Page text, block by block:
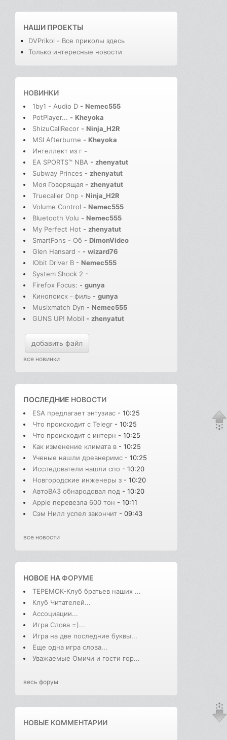
НАШИ ПРОЕКТЫ
DVPrikol - Все приколы здесь
Только интересные новости
НОВИНКИ
1by1 - Audio D - Nemec555
PotPlayer... - Kheyoka
ShizuCallRecor - Ninja_H2R
MSI Afterburne - Kheyoka
Интеллект из г -
EA SPORTS™ NBA - zhenyatut
Subway Princes - zhenyatut
Моя Говорящая - zhenyatut
Truecaller Опр - Ninja_H2R
Volume Control - Nemec555
Bluetooth Volu - Nemec555
My Perfect Hot - zhenyatut
SmartFons - Об - DimonVideo
Glen Hansard - - wizard76
IObit Driver B - Nemec555
System Shock 2 -
Firefox Focus: - gunya
Кинопоиск－филь - gunya
Musixmatch Dyn - Nemec555
GUNS UP! Mobil - zhenyatut
добавить файл
все новинки
ПОСЛЕДНИЕ НОВОСТИ
ESA предлагает энтузиас - 10:25
Что происходит с Telegr - 10:25
Что происходит с интерн - 10:25
Как изменение климата в - 10:25
Ученые нашли древнеримс - 10:25
Исследователи нашли спо - 10:20
Новгородские инженеры з - 10:20
АвтоВАЗ обнародовал под - 10:20
Apple перевезла 600 тон - 10:11
Сэм Нилл успел закончит - 09:43
все новости
НОВОЕ НАФОРУМЕ
ТЕРЕМОК-Клуб братьев наших ...
Клуб Читателей...
Ассоциации...
Игра Слова =)...
Игра на две последние буквы...
Еще одна игра слова...
Уважаемые Омичи и гости гор...
весь форум
НОВЫЕ КОММЕНТАРИИ